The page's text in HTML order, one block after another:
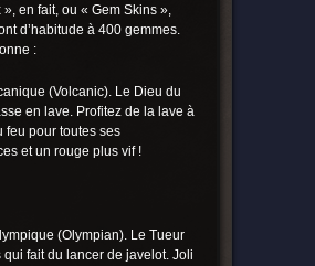
en fait, ou « Gem Skins »,
d’habitude à 400 gemmes.
:
(Volcanic). Le Dieu du
en lave. Profitez de la lave à
feu pour toutes ses
et un rouge plus vif !
(Olympian). Le Tueur
qui fait du lancer de javelot. Joli